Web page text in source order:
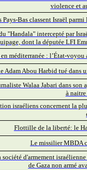
violence et
Pays-Bas classent Israël
"Handala" intercepté par
dont la députée LFI
méditerranée : l’État-
Adam Abou Harbid tué dans
Walaa Jabari dans son
à naitre
israéliens concernent la
Flottille de la liberté: le
Le missilier MBDA
d'armement
de Gaza non armé